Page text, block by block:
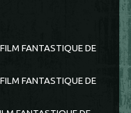
FANTASTIQUE DE
FANTASTIQUE DE